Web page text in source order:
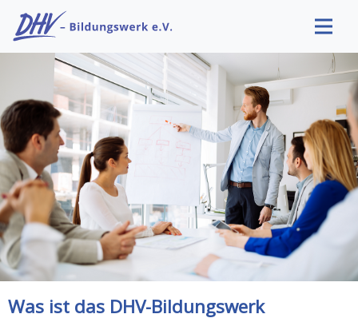
Was ist das DHV-Bildungswerk